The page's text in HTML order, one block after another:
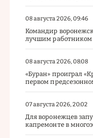
08 августа 2026, 09:46
Командир
лучшим работником
08 августа 2026, 08:08
«Буран» проиграл
первом
07 августа 2026, 20:02
Для воронежцев
капремонте в